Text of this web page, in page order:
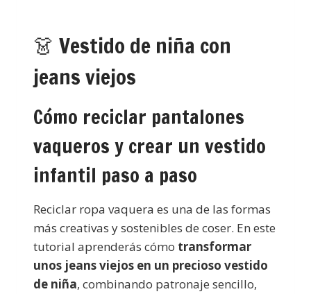
👗 Vestido de niña con
jeans viejos
Cómo reciclar pantalones
vaqueros y crear un vestido
infantil paso a paso
Reciclar ropa vaquera es una de las formas
más creativas y sostenibles de coser. En este
tutorial aprenderás cómo transformar
unos jeans viejos en un precioso vestido
de niña, combinando patronaje sencillo,